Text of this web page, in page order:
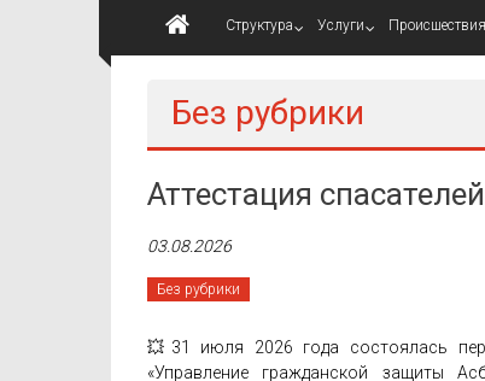
Структура Услуги Проиcшествия
Без рубрики
Аттестация
03.08.2026
Без рубрики
💥31 июля 2026 года состоялась
«Управление гражданской защиты